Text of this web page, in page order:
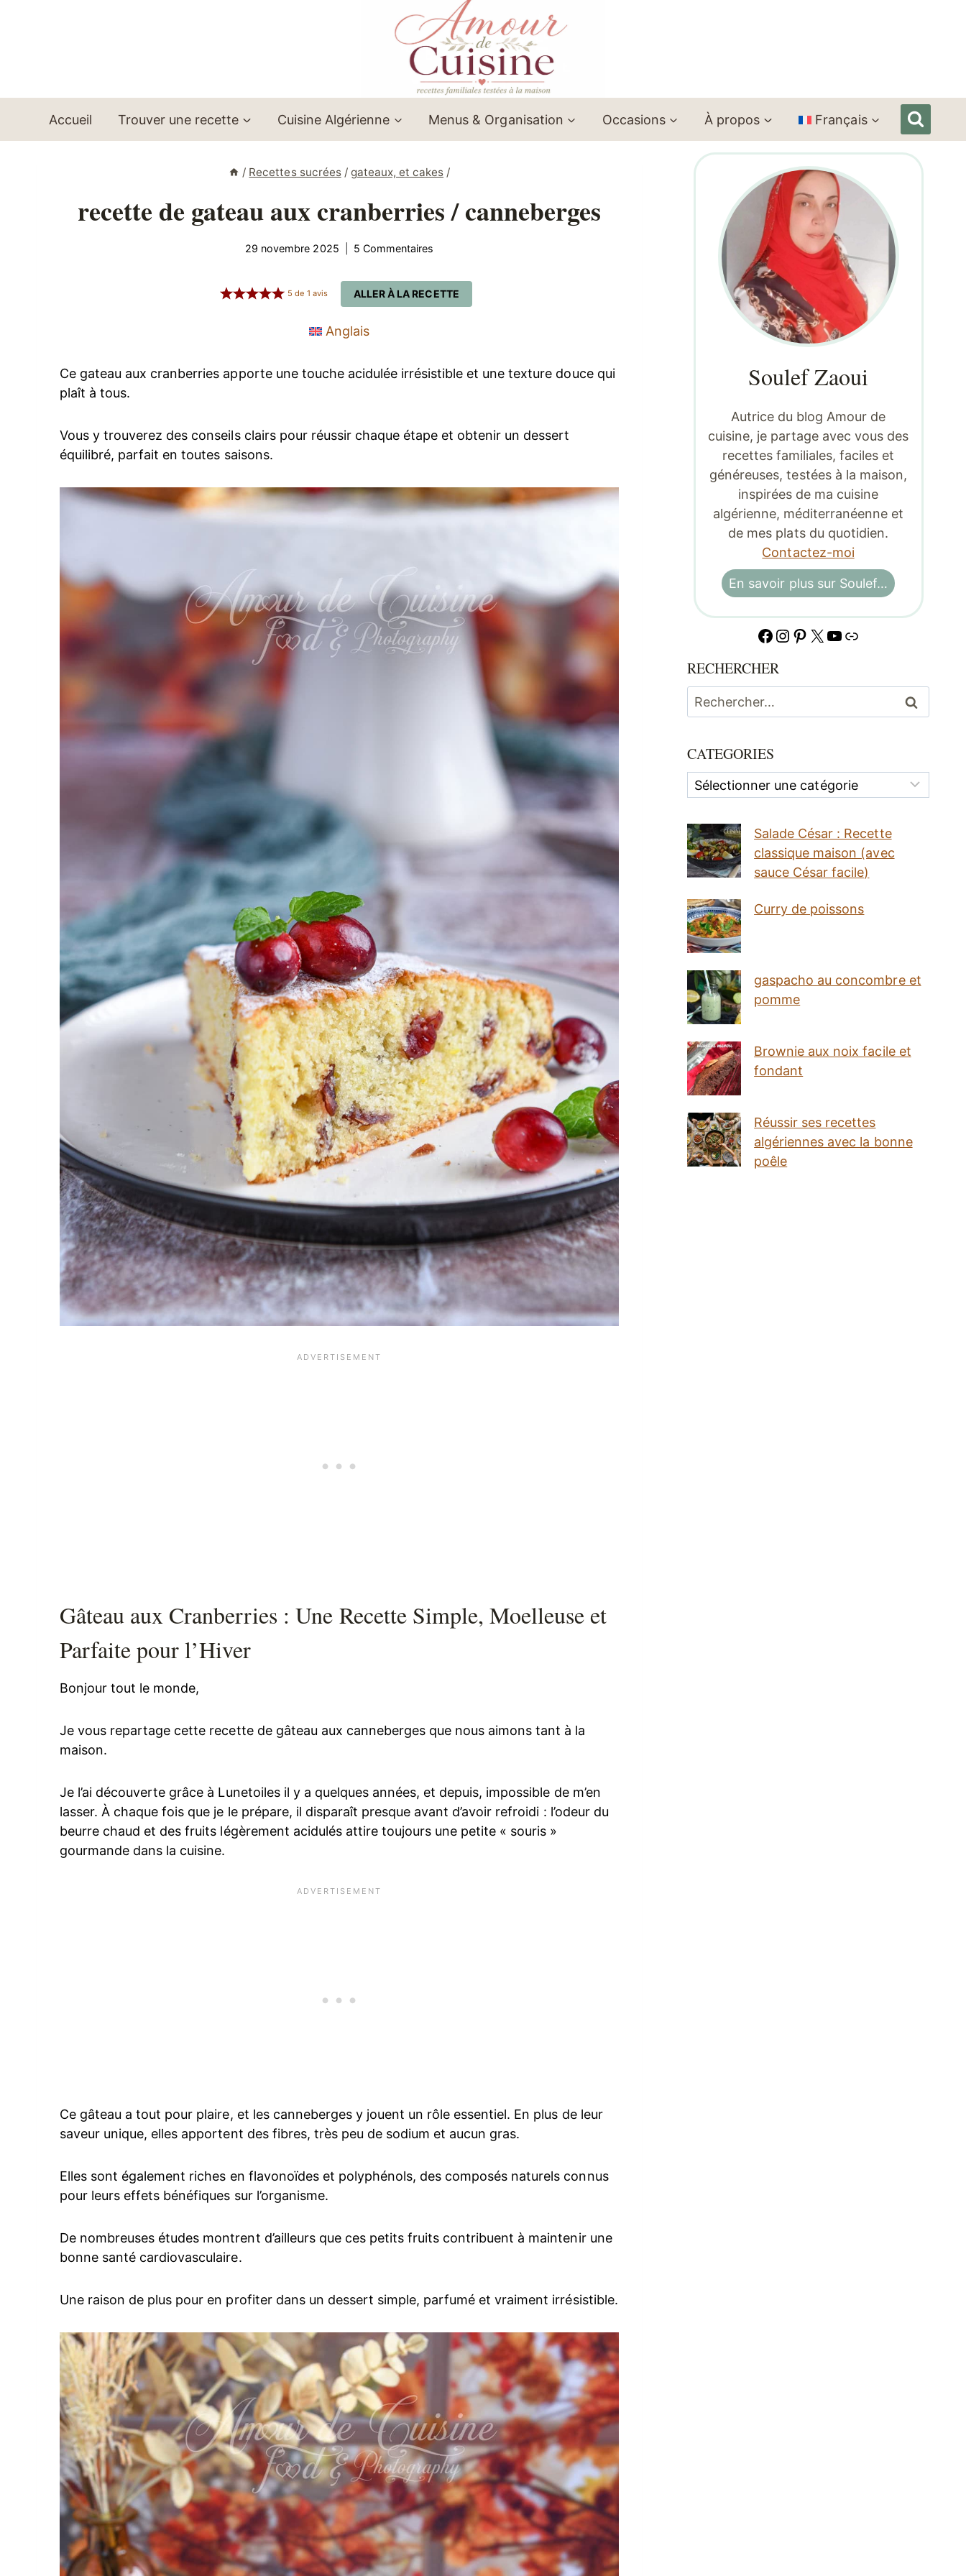
Accueil Trouver une recette Cuisine Algérienne Menus & Organisation Occasions À propos Français
/ Recettes sucrées / gateaux, et cakes /
recette de gateau aux cranberries / canneberges
29 novembre 2025 5 Commentaires
ALLER À LA RECETTE
5 de1 avis
Anglais
Ce gateau aux cranberries apporte une touche acidulée irrésistible et une texture douce qui
plaît à tous.
Vous y trouverez des conseils clairs pour réussir chaque étape et obtenir un dessert
équilibré, parfait en toutes saisons.
Gâteau aux Cranberries : Une Recette Simple, Moelleuse et
Parfaite pour l’Hiver
Bonjour tout le monde,
Je vous repartage cette recette de gâteau aux canneberges que nous aimons tant à la
maison.
Je l’ai découverte grâce à Lunetoiles il y a quelques années, et depuis, impossible de m’en
lasser. À chaque fois que je le prépare, il disparaît presque avant d’avoir refroidi : l’odeur du
beurre chaud et des fruits légèrement acidulés attire toujours une petite « souris »
gourmande dans la cuisine.
Ce gâteau a tout pour plaire, et les canneberges y jouent un rôle essentiel. En plus de leur
saveur unique, elles apportent des fibres, très peu de sodium et aucun gras.
Elles sont également riches en flavonoïdes et polyphénols, des composés naturels connus
pour leurs effets bénéfiques sur l’organisme.
De nombreuses études montrent d’ailleurs que ces petits fruits contribuent à maintenir une
bonne santé cardiovasculaire.
Une raison de plus pour en profiter dans un dessert simple, parfumé et vraiment irrésistible.
Soulef Zaoui
Autrice du blog Amour de
cuisine, je partage avec vous des
recettes familiales, faciles et
généreuses, testées à la maison,
inspirées de ma cuisine
algérienne, méditerranéenne et
de mes plats du quotidien.
Contactez-moi
En savoir plus sur Soulef…
Facebook
Instagram
Pinterest
X YouTube
Lien
RECHERCHER
Rechercher :
CATEGORIES
Categories
Salade César : Recette
classique maison (avec
sauce César facile)
Curry de poissons
gaspacho au concombre et
pomme
Brownie aux noix facile et
fondant
Réussir ses recettes
algériennes avec la bonne
poêle